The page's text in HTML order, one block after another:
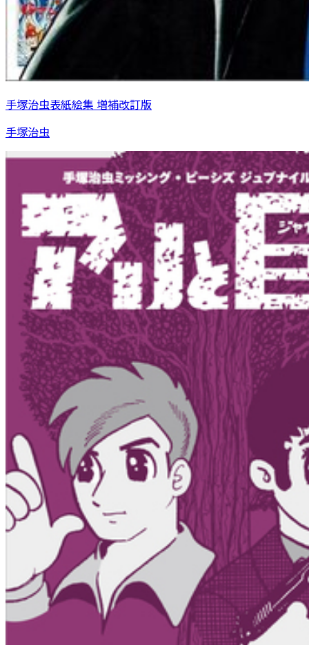
手塚治虫表紙絵集 増補改訂版
手塚治虫